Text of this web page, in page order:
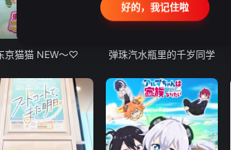
京猫猫 NEW～♡
13集全
弹珠汽水瓶里的千岁同学
好的，我记住啦